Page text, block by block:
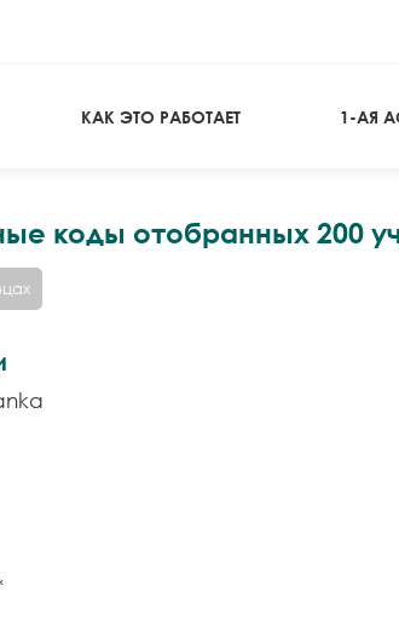
КАК ЭТО РАБОТАЕТ 1-АЯ
коды отобранных 200